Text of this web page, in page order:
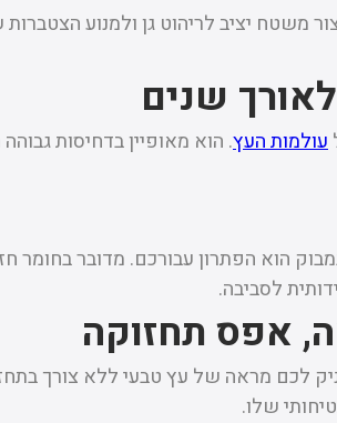
משטח יציב לריהוט גן ולמנוע
שנים
עולמות העץ. הוא מאופיין בדחיסות
הפתרון עבורכם. מדובר בחומר
לסביבה.
אפס תחזוקה
מראה של עץ טבעי ללא צורך
שלו.